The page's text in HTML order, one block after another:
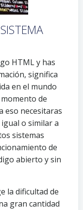
HTML y has
significa
en el mundo
de
eso necesitaras
o similar a
sistemas
de
abierto y sin
la dificultad de
gran cantidad